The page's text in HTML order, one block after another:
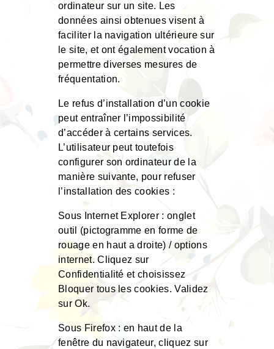
ordinateur sur un site. Les
données ainsi obtenues visent à
faciliter la navigation ultérieure sur
le site, et ont également vocation à
permettre diverses mesures de
fréquentation.
Le refus d’installation d’un cookie
peut entraîner l’impossibilité
d’accéder à certains services.
L’utilisateur peut toutefois
configurer son ordinateur de la
manière suivante, pour refuser
l’installation des cookies :
Sous Internet Explorer : onglet
outil (pictogramme en forme de
rouage en haut a droite) / options
internet. Cliquez sur
Confidentialité et choisissez
Bloquer tous les cookies. Validez
sur Ok.
Sous Firefox : en haut de la
fenêtre du navigateur, cliquez sur